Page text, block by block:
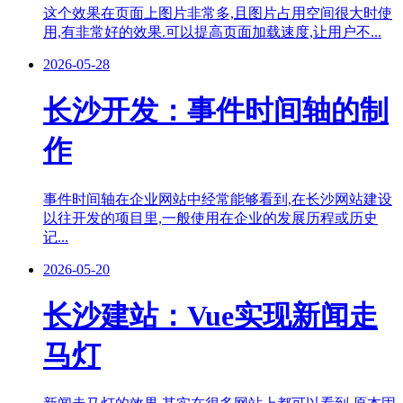
这个效果在页面上图片非常多,且图片占用空间很大时使
用,有非常好的效果.可以提高页面加载速度,让用户不...
2026-05-28
长沙开发：事件时间轴的制
作
事件时间轴在企业网站中经常能够看到,在长沙网站建设
以往开发的项目里,一般使用在企业的发展历程或历史
记...
2026-05-20
长沙建站：Vue实现新闻走
马灯